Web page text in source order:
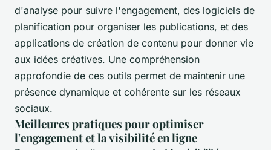
d'analyse pour suivre l'engagement, des logiciels de
planification pour organiser les publications, et des
applications de création de contenu pour donner vie
aux idées créatives. Une compréhension
approfondie de ces outils permet de maintenir une
présence dynamique et cohérente sur les réseaux
sociaux.
Meilleures pratiques pour optimiser
l'engagement et la visibilité en ligne